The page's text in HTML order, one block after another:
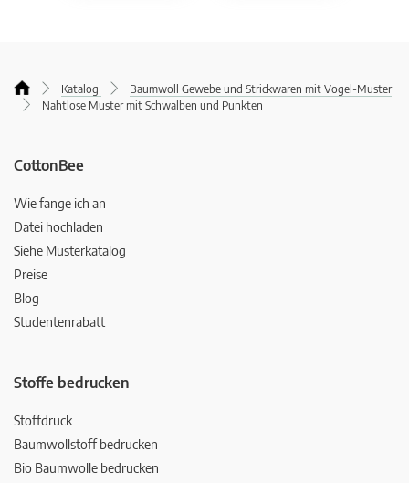
Katalog
Baumwoll Gewebe und Strickwaren mit Vogel-Muster
Nahtlose Muster mit Schwalben und Punkten
CottonBee
Wie fange ich an
Datei hochladen
Siehe Musterkatalog
Preise
Blog
Studentenrabatt
Stoffe bedrucken
Stoffdruck
Baumwollstoff bedrucken
Bio Baumwolle bedrucken